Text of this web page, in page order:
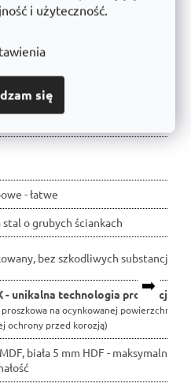
i użyteczność.
się
regałami
➡️
recenzji użytkowników produkt
- łatwe
o grubych ściankach
bez szkodliwych substancji
- unikalna technologia produkcji
proszkowa na ocynkowanej powierzchni dla
ochrony przed korozją)
biała 5 mm HDF - maksymalna